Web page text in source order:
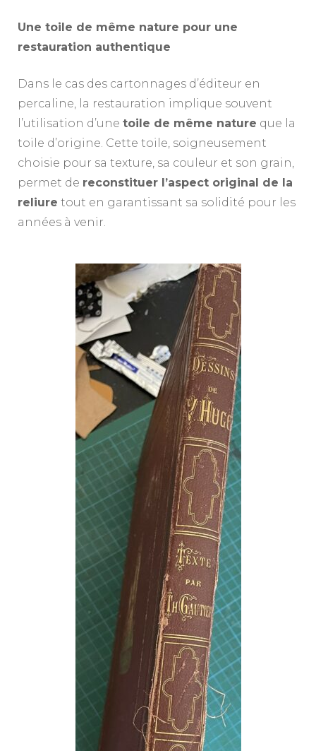
Une toile de même nature pour une
restauration authentique
Dans le cas des cartonnages d’éditeur en
percaline, la restauration implique souvent
l’utilisation d’une toile de même nature que la
toile d’origine. Cette toile, soigneusement
choisie pour sa texture, sa couleur et son grain,
permet de reconstituer l’aspect original de la
reliure tout en garantissant sa solidité pour les
années à venir.